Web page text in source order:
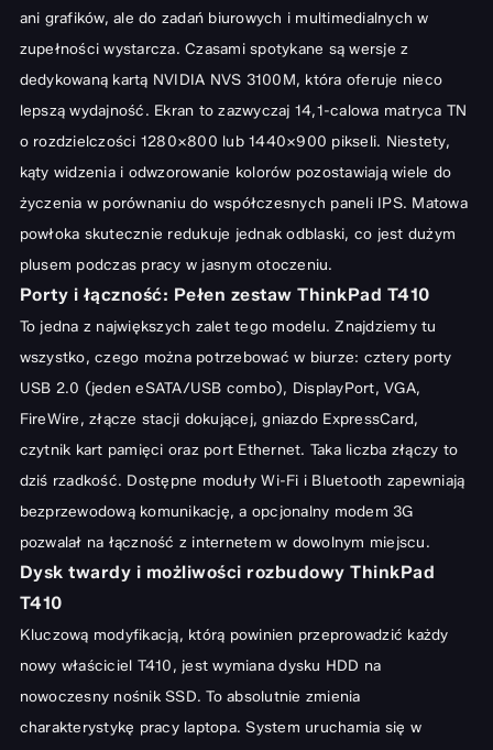
ani grafików, ale do zadań biurowych i multimedialnych w
zupełności wystarcza. Czasami spotykane są wersje z
dedykowaną kartą NVIDIA NVS 3100M, która oferuje nieco
lepszą wydajność. Ekran to zazwyczaj 14,1-calowa matryca TN
o rozdzielczości 1280×800 lub 1440×900 pikseli. Niestety,
kąty widzenia i odwzorowanie kolorów pozostawiają wiele do
życzenia w porównaniu do współczesnych paneli IPS. Matowa
powłoka skutecznie redukuje jednak odblaski, co jest dużym
plusem podczas pracy w jasnym otoczeniu.
Porty i łączność: Pełen zestaw ThinkPad T410
To jedna z największych zalet tego modelu. Znajdziemy tu
wszystko, czego można potrzebować w biurze: cztery porty
USB 2.0 (jeden eSATA/USB combo), DisplayPort, VGA,
FireWire, złącze stacji dokującej, gniazdo ExpressCard,
czytnik kart pamięci oraz port Ethernet. Taka liczba złączy to
dziś rzadkość. Dostępne moduły Wi-Fi i Bluetooth zapewniają
bezprzewodową komunikację, a opcjonalny modem 3G
pozwalał na łączność z internetem w dowolnym miejscu.
Dysk twardy i możliwości rozbudowy ThinkPad
T410
Kluczową modyfikacją, którą powinien przeprowadzić każdy
nowy właściciel T410, jest wymiana dysku HDD na
nowoczesny nośnik SSD. To absolutnie zmienia
charakterystykę pracy laptopa. System uruchamia się w